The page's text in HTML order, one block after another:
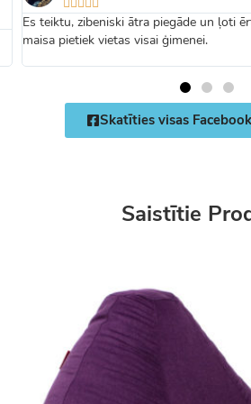
    
Es teiktu, zibeniski ātra piegāde un ļoti
maisa pietiek vietas visai ģimenei.
Skatīties visas
Saistītie